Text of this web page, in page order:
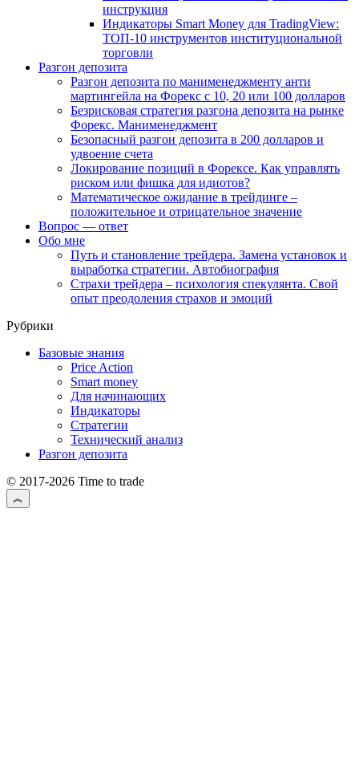
инструкция
Индикаторы Smart Money для TradingView:
ТОП-10 инструментов институциональной
торговли
Разгон депозита
Разгон депозита по манименеджменту анти
мартингейла на Форекс с 10, 20 или 100 долларов
Безрисковая стратегия разгона депозита на рынке
Форекс. Манименеджмент
Безопасный разгон депозита в 200 долларов и
удвоение счета
Локирование позиций в Форексе. Как управлять
риском или фишка для идиотов?
Математическое ожидание в трейдинге –
положительное и отрицательное значение
Вопрос — ответ
Обо мне
Путь и становление трейдера. Замена установок и
выработка стратегии. Автобиография
Страхи трейдера – психология спекулянта. Свой
опыт преодоления страхов и эмоций
Рубрики
Базовые знания
Price Action
Smart money
Для начинающих
Индикаторы
Стратегии
Технический анализ
Разгон депозита
© 2017-2026 Time to trade